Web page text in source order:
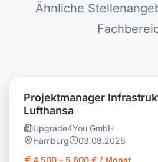
Ähnliche
Projektmanager
Lufthansa
Upgrade4You GmbH
Hamburg
03.08.2026
4.500 – 5.600 € / Monat